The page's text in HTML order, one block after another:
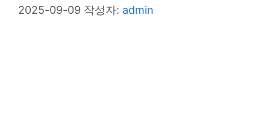
2025-09-09 작성자: admin